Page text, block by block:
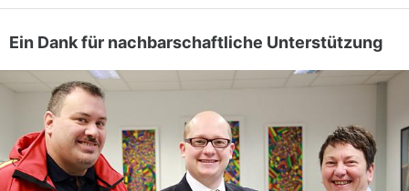
Ein Dank für nachbarschaftliche Unterstützung